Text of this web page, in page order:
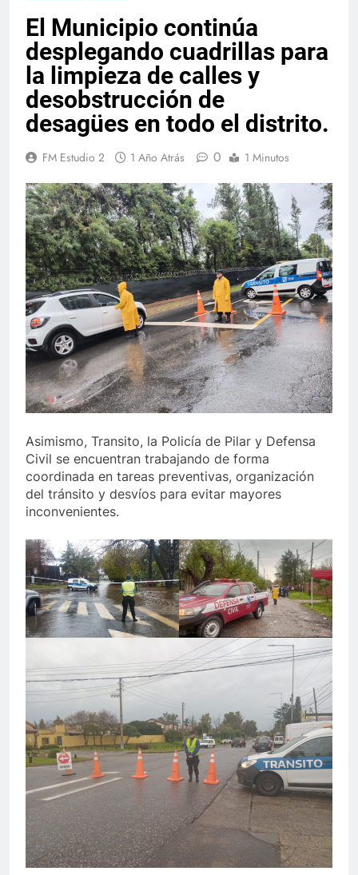
El Municipio continúa
desplegando cuadrillas para
la limpieza de calles y
desobstrucción de
desagües en todo el distrito.
FM Estudio 2 1 Año Atrás 0 1 Minutos
Asimismo, Transito, la Policía de Pilar y Defensa
Civil se encuentran trabajando de forma
coordinada en tareas preventivas, organización
del tránsito y desvíos para evitar mayores
inconvenientes.